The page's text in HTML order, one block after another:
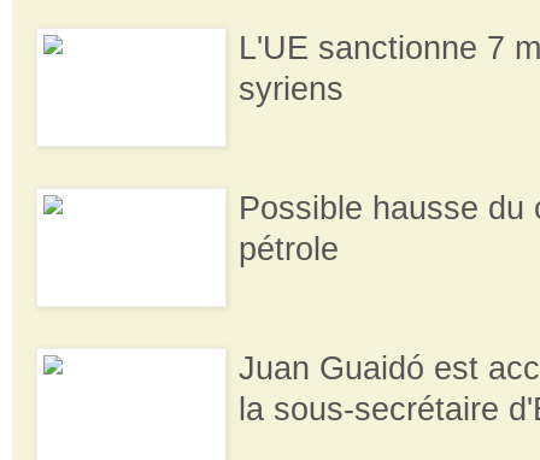
L'UE sanctionne 7
syriens
Possible hausse du
pétrole
Juan Guaidó est
la sous-secrétaire